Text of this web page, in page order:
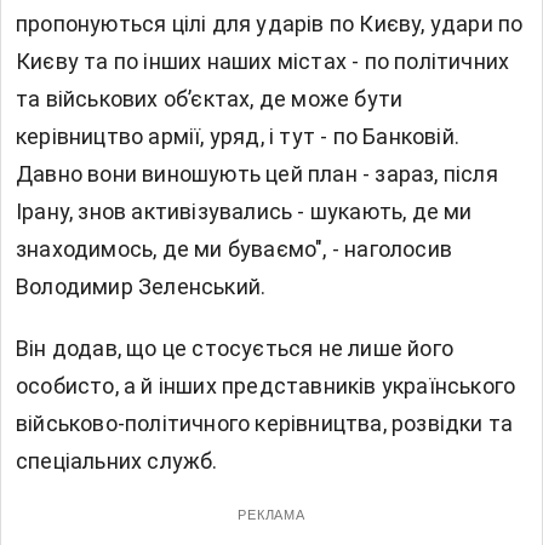
пропонуються цілі для ударів по Києву, удари по
Києву та по інших наших містах - по політичних
та військових об’єктах, де може бути
керівництво армії, уряд, і тут - по Банковій.
Давно вони виношують цей план - зараз, після
Ірану, знов активізувались - шукають, де ми
знаходимось, де ми буваємо", - наголосив
Володимир Зеленський.
Він додав, що це стосується не лише його
особисто, а й інших представників українського
військово-політичного керівництва, розвідки та
спеціальних служб.
РЕКЛАМА